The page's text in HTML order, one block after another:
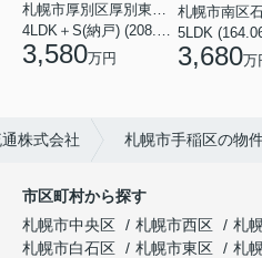
3,580万円
5LDK
3,680万
株式会社 札幌市手稲区の物
市区町村から探す
札幌市中央区
札幌市西区 札
札幌市白石区
札幌市東区 札